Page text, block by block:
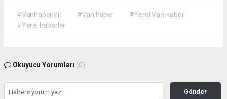
#Vanhaberleri #Van haber
#Yerel Van Haber
#Yerel haberler
Okuyucu Yorumları (0)
Gönder